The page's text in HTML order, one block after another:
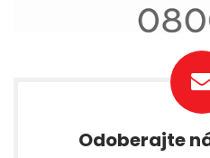
Odoberajte